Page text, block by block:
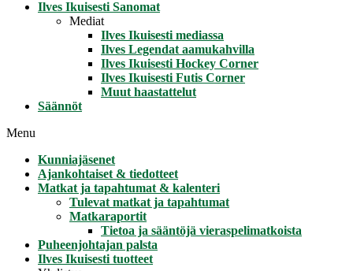
Ilves Ikuisesti Sanomat
Mediat
Ilves Ikuisesti mediassa
Ilves Legendat aamukahvilla
Ilves Ikuisesti Hockey Corner
Ilves Ikuisesti Futis Corner
Muut haastattelut
Säännöt
Menu
Kunniajäsenet
Ajankohtaiset & tiedotteet
Matkat ja tapahtumat & kalenteri
Tulevat matkat ja tapahtumat
Matkaraportit
Tietoa ja sääntöjä vieraspelimatkoista
Puheenjohtajan palsta
Ilves Ikuisesti tuotteet